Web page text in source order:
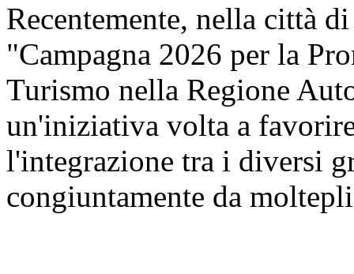
Recentemente, nella città
"Campagna 2026 per la
Turismo nella Regione
un'iniziativa volta a
l'integrazione tra i diversi
congiuntamente da